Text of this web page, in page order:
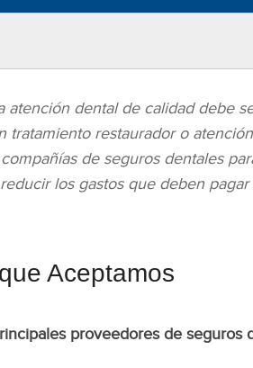
atención dental de calidad debe
tratamiento restaurador o
de seguros dentales
los gastos que deben
Aceptamos
proveedores de seguros